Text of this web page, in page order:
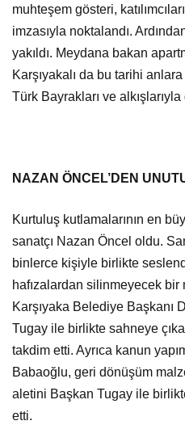
muhteşem gösteri,
imzasıyla noktalandı.
yakıldı. Meydana bakan
Karşıyakalı da bu tarihi
Türk Bayrakları ve
NAZAN ÖNCEL’DEN
Kurtuluş kutlamalarının en
sanatçı Nazan Öncel oldu.
binlerce kişiyle birlikte
hafızalardan silinmeyecek
Karşıyaka Belediye Başkanı
Tugay ile birlikte sahneye
takdim etti. Ayrıca kanun
Babaoğlu, geri dönüşüm
aletini Başkan Tugay ile
etti.